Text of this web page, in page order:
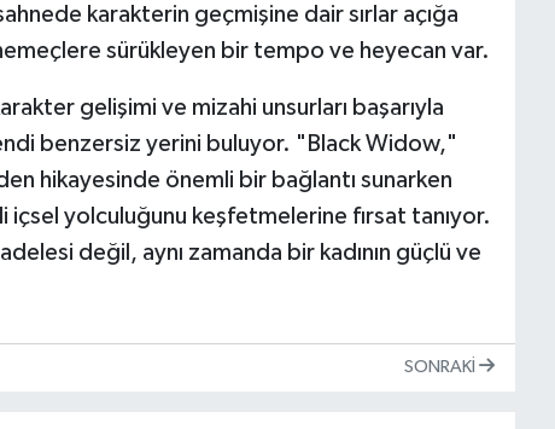
karakterin geçmişine dair sırlar açığa
sürükleyen bir tempo ve heyecan var.
gelişimi ve mizahi unsurları başarıyla
benzersiz yerini buluyor. "Black Widow,"
hikayesinde önemli bir bağlantı sunarken
yolculuğunu keşfetmelerine fırsat tanıyor.
değil, aynı zamanda bir kadının güçlü ve
SONRAKI